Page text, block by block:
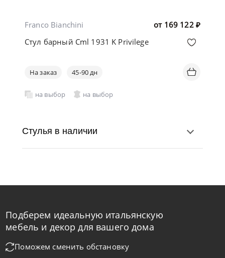
от 169 122 ₽
Franco Bianchini
Стул барный Cml 1931 K Privilege
На заказ 45-90 дн
на выбор на выбор
Franco Bianchini
Стулья в наличии
Подберем идеальную итальянскую
мебель и декор для вашего дома
Поможем сменить обстановку